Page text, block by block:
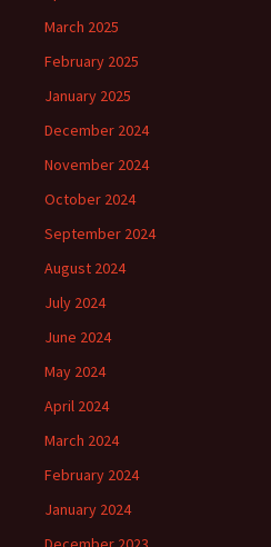
March 2025
February 2025
January 2025
December 2024
November 2024
October 2024
September 2024
August 2024
July 2024
June 2024
May 2024
April 2024
March 2024
February 2024
January 2024